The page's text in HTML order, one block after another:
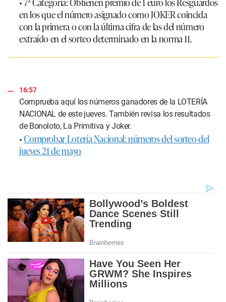
en los que el número asignado como JOKER coincida
con la primera o con la última cifra de las del número
extraído en el sorteo determinado en la norma 11.
16:57
Comprueba aquí los números ganadores de la LOTERÍA
NACIONAL de este jueves. También revisa los resultados
de Bonoloto, La Primitiva y Joker.
•Comprobar Lotería Nacional: números del sorteo del
jueves 21 de mayo